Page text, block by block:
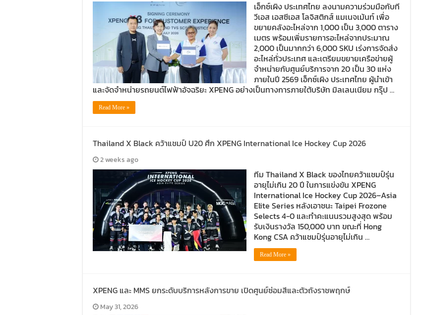
เอ็กซ์เผิง ประเทศไทย ลงนามความร่วมมือกับที
วีเอส เอสซีเอส โลจิสติกส์ แมเนจเม้นท์ เพื่อ
ขยายคลังอะไหล่จาก 1,000 เป็น 3,000 ตาราง
เมตร พร้อมเพิ่มรายการอะไหล่จากประมาณ
2,000 เป็นมากกว่า 6,000 SKU เร่งการจัดส่ง
อะไหล่ทั่วประเทศ และเตรียมขยายเครือข่ายผู้
จำหน่ายกับศูนย์บริการจาก 20 เป็น 30 แห่ง
ภายในปี 2569 เอ็กซ์เผิง ประเทศไทย ผู้นำเข้า
และจัดจำหน่ายรถยนต์ไฟฟ้าอัจฉริยะ XPENG อย่างเป็นทางการภายใต้บริษัท มิลเลนเนียม กรุ๊ป …
Read More »
Thailand X Black คว้าแชมป์ U20 ศึก XPENG International Ice Hockey Cup 2026
2 weeks ago
ทีม Thailand X Black ของไทยคว้าแชมป์รุ่น
อายุไม่เกิน 20 ปี ในการแข่งขัน XPENG
International Ice Hockey Cup 2026–Asia
Elite Series หลังเอาชนะ Taipei Frozone
Selects 4-0 และทำคะแนนรวมสูงสุด พร้อม
รับเงินรางวัล 150,000 บาท ขณะที่ Hong
Kong CSA คว้าแชมป์รุ่นอายุไม่เกิน …
Read More »
XPENG และ MMS ยกระดับบริการหลังการขาย เปิดศูนย์ซ่อมสีและตัวถังราชพฤกษ์
May 31, 2026